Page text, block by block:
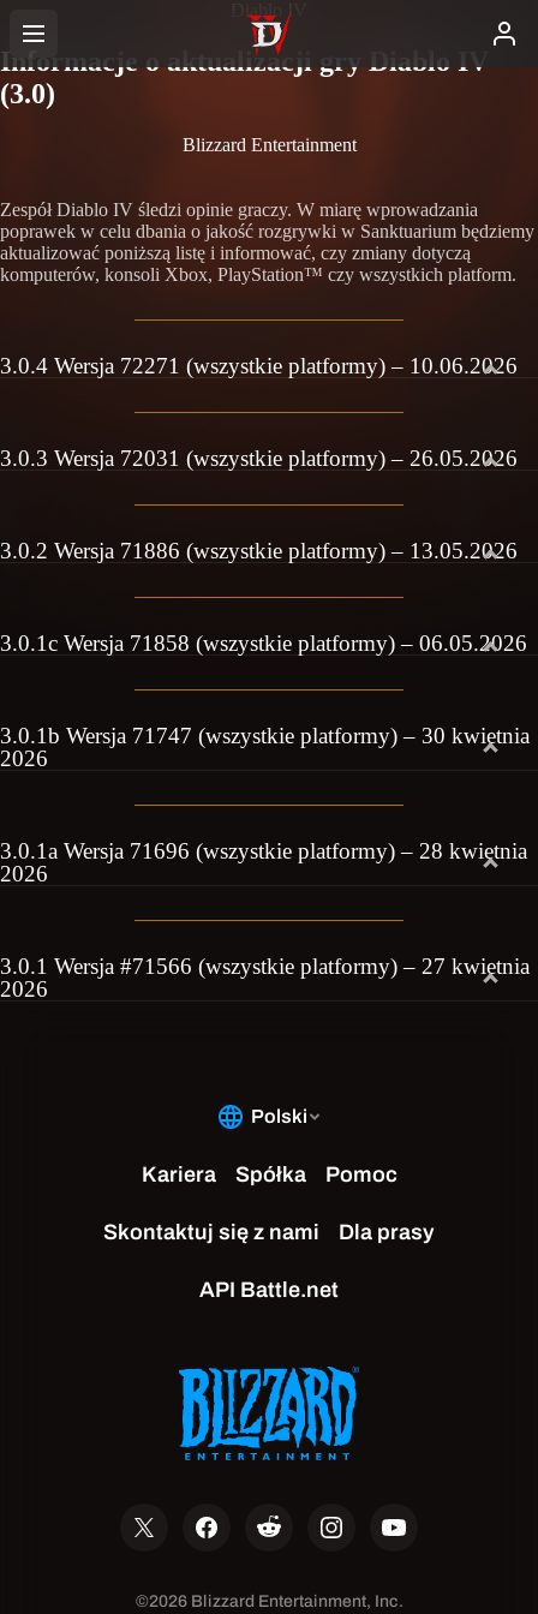
Diablo IV
Informacje o aktualizacji gry Diablo IV
(3.0)
Blizzard Entertainment
Zespół Diablo IV śledzi opinie graczy. W miarę wprowadzania
poprawek w celu dbania o jakość rozgrywki w Sanktuarium będziemy
aktualizować poniższą listę i informować, czy zmiany dotyczą
komputerów, konsoli Xbox, PlayStation™ czy wszystkich platform.
3.0.4 Wersja 72271 (wszystkie platformy) – 10.06.2026
3.0.3 Wersja 72031 (wszystkie platformy) – 26.05.2026
3.0.2 Wersja 71886 (wszystkie platformy) – 13.05.2026
3.0.1c Wersja 71858 (wszystkie platformy) – 06.05.2026
3.0.1b Wersja 71747 (wszystkie platformy) – 30 kwietnia
2026
3.0.1a Wersja 71696 (wszystkie platformy) – 28 kwietnia
2026
3.0.1 Wersja #71566 (wszystkie platformy) – 27 kwietnia
2026